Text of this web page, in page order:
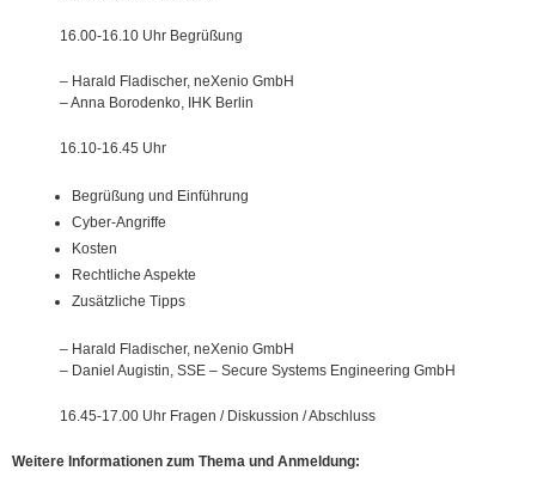
16.00-16.10 Uhr Begrüßung
– Harald Fladischer, neXenio GmbH
– Anna Borodenko, IHK Berlin
16.10-16.45 Uhr
Begrüßung und Einführung
Cyber-Angriffe
Kosten
Rechtliche Aspekte
Zusätzliche Tipps
– Harald Fladischer, neXenio GmbH
– Daniel Augistin, SSE – Secure Systems Engineering GmbH
16.45-17.00 Uhr Fragen / Diskussion / Abschluss
Weitere Informationen zum Thema und Anmeldung: